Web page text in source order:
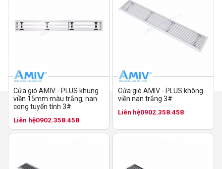
Cửa gió AMIV - PLUS khung
viền 15mm màu trắng, nan
cong tuyến tính 3#
Liên hệ0902.358.458
Cửa gió AMIV - PLUS không
viền nan trắng 3#
Liên hệ0902.358.458